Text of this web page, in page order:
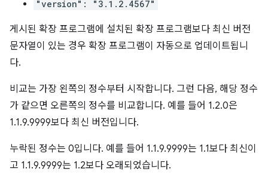
"version": "3.1.2.4567"
게시된 확장 프로그램에 설치된 확장 프로그램보다 최신 버전
문자열이 있는 경우 확장 프로그램이 자동으로 업데이트됩니
다.
비교는 가장 왼쪽의 정수부터 시작합니다. 그런 다음, 해당 정수
가 같으면 오른쪽의 정수를 비교합니다. 예를 들어 1.2.0은
1.1.9.9999보다 최신 버전입니다.
누락된 정수는 0입니다. 예를 들어 1.1.9.9999는 1.1보다 최신이
고 1.1.9.9999는 1.2보다 오래되었습니다.